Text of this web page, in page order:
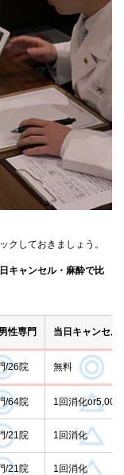
クしておきましょう。
キャンセル・麻酔で比
性専門
当日キャンセル
/26院 無料
/64院 1回消化or5,000
/21院 1回消化
/21院 1回消化